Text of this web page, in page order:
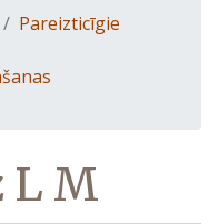
Pareizticīgie
L M